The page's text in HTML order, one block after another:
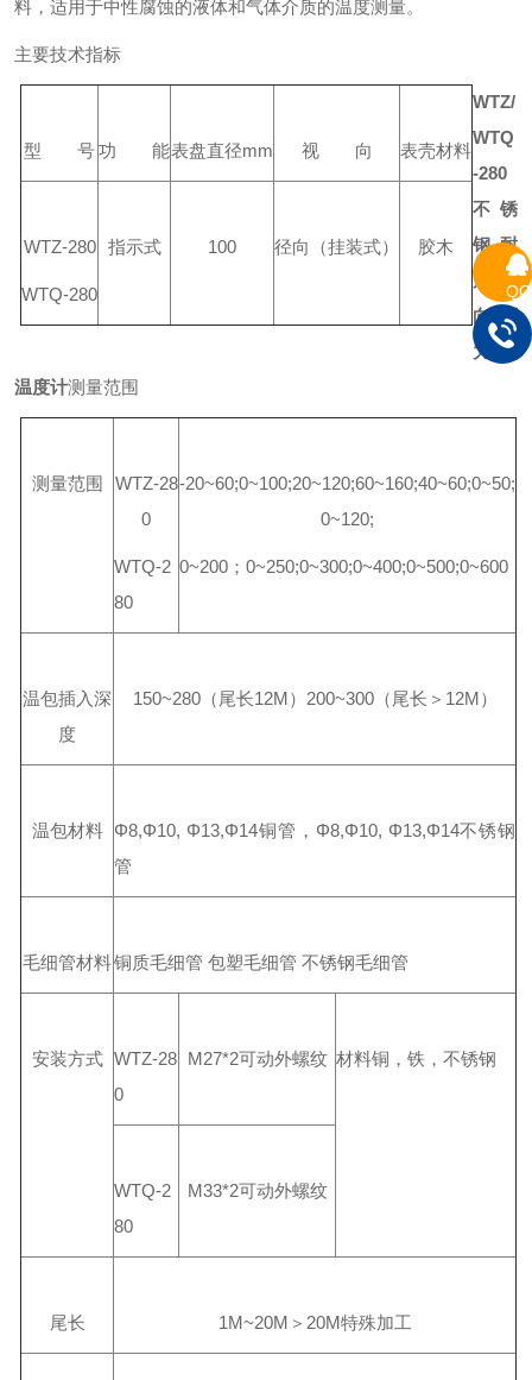
料，适用于中性腐蚀的液体和气体介质的温度测量。
主要技术指标
型 号功 能表盘直径mm 视 向 表壳材料
WTZ-280
WTQ-280
指示式 100 径向（挂装式） 胶木
WTZ/
WTQ
-280
不锈
钢耐
震轴
向压
力式
温度计测量范围
测量范围
WTZ-28
0
WTQ-2
80
-20~60;0~100;20~120;60~160;40~60;0~50;
0~120;
0~200；0~250;0~300;0~400;0~500;0~600
温包插入深
度
150~280（尾长12M）200~300（尾长＞12M）
温包材料
Φ8,Φ10, Φ13,Φ14铜管，Φ8,Φ10, Φ13,Φ14不锈钢
管
毛细管材料铜质毛细管 包塑毛细管 不锈钢毛细管
安装方式 WTZ-28
0
M27*2可动外螺纹 材料铜，铁，不锈钢
WTQ-2
80
M33*2可动外螺纹
尾长 1M~20M＞20M特殊加工
QQ